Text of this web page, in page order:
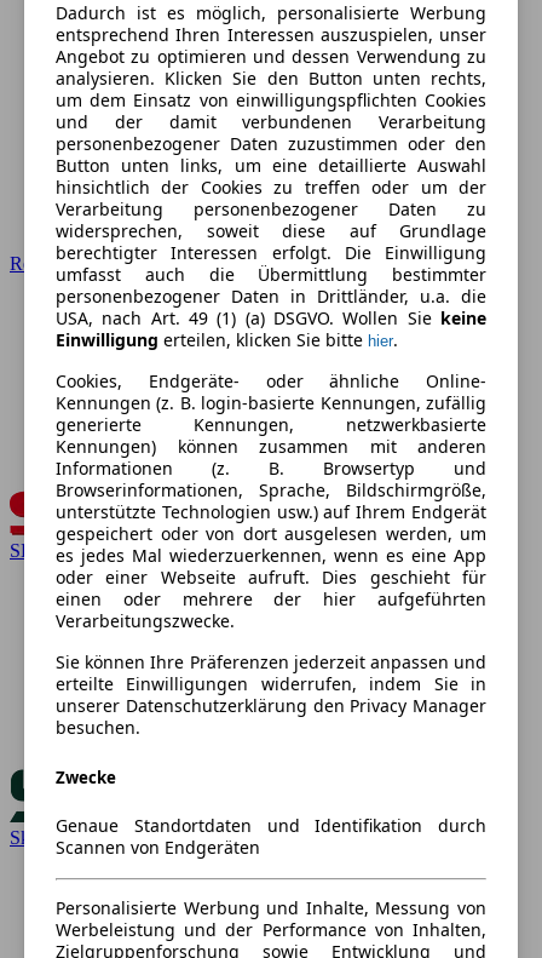
Renault
SEAT
Skoda
Dadurch ist es möglich, personalisierte Werbung
entsprechend Ihren Interessen auszuspielen, unser
Angebot zu optimieren und dessen Verwendung zu
analysieren. Klicken Sie den Button unten rechts,
um dem Einsatz von einwilligungspflichten Cookies
und der damit verbundenen Verarbeitung
personenbezogener Daten zuzustimmen oder den
Button unten links, um eine detaillierte Auswahl
hinsichtlich der Cookies zu treffen oder um der
Verarbeitung personenbezogener Daten zu
widersprechen, soweit diese auf Grundlage
berechtigter Interessen erfolgt. Die Einwilligung
umfasst auch die Übermittlung bestimmter
personenbezogener Daten in Drittländer, u.a. die
USA, nach Art. 49 (1) (a) DSGVO. Wollen Sie keine
Einwilligung erteilen, klicken Sie bitte hier.
Cookies, Endgeräte- oder ähnliche Online-
Kennungen (z. B. login-basierte Kennungen, zufällig
generierte Kennungen, netzwerkbasierte
Kennungen) können zusammen mit anderen
Informationen (z. B. Browsertyp und
Browserinformationen, Sprache, Bildschirmgröße,
unterstützte Technologien usw.) auf Ihrem Endgerät
gespeichert oder von dort ausgelesen werden, um
es jedes Mal wiederzuerkennen, wenn es eine App
oder einer Webseite aufruft. Dies geschieht für
einen oder mehrere der hier aufgeführten
Verarbeitungszwecke.
Sie können Ihre Präferenzen jederzeit anpassen und
erteilte Einwilligungen widerrufen, indem Sie in
unserer Datenschutzerklärung den Privacy Manager
besuchen.
Zwecke
Genaue Standortdaten und Identifikation durch
Scannen von Endgeräten
Personalisierte Werbung und Inhalte, Messung von
Werbeleistung und der Performance von Inhalten,
Zielgruppenforschung sowie Entwicklung und